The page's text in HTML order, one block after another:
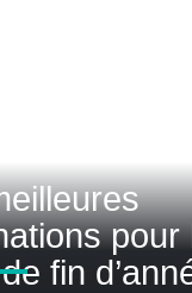
pour
fin